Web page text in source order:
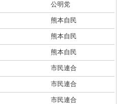
公明党
熊本自民
熊本自民
熊本自民
市民連合
市民連合
市民連合